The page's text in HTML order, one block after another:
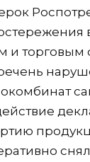
и торговым